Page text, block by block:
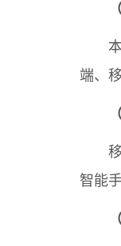
端、
智能